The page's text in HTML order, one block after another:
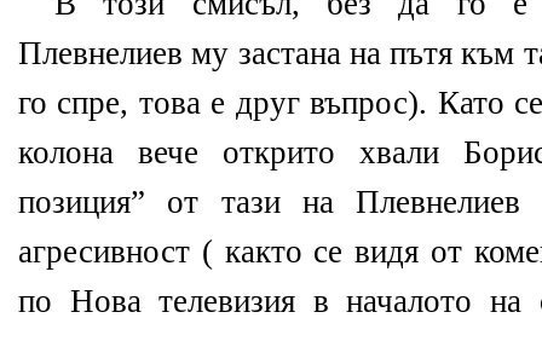
Плевнелиев му застана на пътя към
го спре, това е друг въпрос). Като
колона вече открито хвали
позиция” от тази на Плевнелиев
агресивност ( както се видя от
по Нова телевизия в началото на